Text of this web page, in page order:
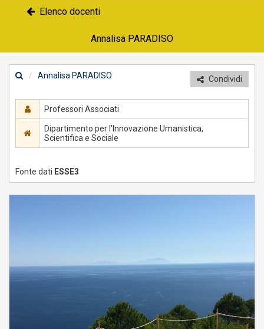
Elenco docenti
Annalisa PARADISO
Condividi
Annalisa PARADISO
Professori Associati
Dipartimento per l'Innovazione Umanistica,
Scientifica e Sociale
Fonte dati ESSE3